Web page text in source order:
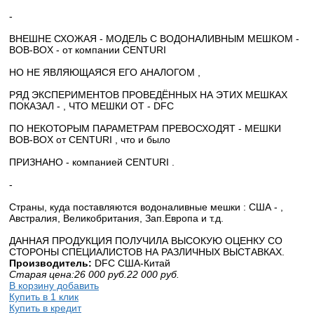
-
ВНЕШНЕ СХОЖАЯ - МОДЕЛЬ С ВОДОНАЛИВНЫМ МЕШКОМ -
BOB-BOX - от компании CENTURI
НО НЕ ЯВЛЯЮЩАЯСЯ ЕГО АНАЛОГОМ ,
РЯД ЭКСПЕРИМЕНТОВ ПРОВЕДЁННЫХ НА ЭТИХ МЕШКАХ
ПОКАЗАЛ - , ЧТО МЕШКИ ОТ - DFC
ПО НЕКОТОРЫМ ПАРАМЕТРАМ ПРЕВОСХОДЯТ - МЕШКИ
BOB-BOX от CENTURI , что и было
ПРИЗНАНО - компанией CENTURI .
-
Страны, куда поставляются водоналивные мешки : США - ,
Австралия, Великобритания, Зап.Европа и т.д.
ДАННАЯ ПРОДУКЦИЯ ПОЛУЧИЛА ВЫСОКУЮ ОЦЕНКУ СО
СТОРОНЫ СПЕЦИАЛИСТОВ НА РАЗЛИЧНЫХ ВЫСТАВКАХ.
Производитель: DFС США-Китай
Старая цена:26 000 руб.22 000 руб.
В корзину добавить
Купить в 1 клик
Купить в кредит